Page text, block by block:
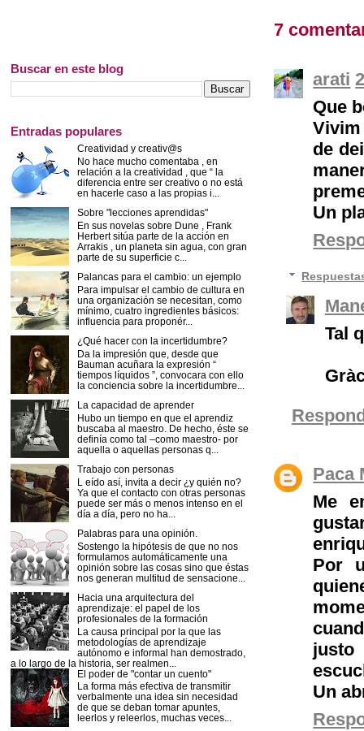
7
arati
Que
de
Un
Tal
Paca
Me
Por
justo
Un
Buscar en este blog
Entradas populares
Creatividad y creativ@s
No hace mucho comentaba , en
relación a la creatividad , que “ la
diferencia entre ser creativo o no está
en hacerle caso a las propias i...
Sobre "lecciones aprendidas"
En sus novelas sobre Dune , Frank
Herbert sitúa parte de la acción en
Arrakis , un planeta sin agua, con gran
parte de su superficie c...
Palancas para el cambio: un ejemplo
Para impulsar el cambio de cultura en
una organización se necesitan, como
mínimo, cuatro ingredientes básicos:
influencia para proponér...
¿Qué hacer con la incertidumbre?
Da la impresión que, desde que
Bauman acuñara la expresión “
tiempos líquidos ”, convocara con ello
la conciencia sobre la incertidumbre...
La capacidad de aprender
Hubo un tiempo en que el aprendiz
buscaba al maestro. De hecho, éste se
definía como tal –como maestro- por
aquella o aquellas personas q...
Trabajo con personas
L eído así, invita a decir ¿y quién no?
Ya que el contacto con otras personas
puede ser más o menos intenso en el
día a día, pero no ha...
Palabras para una opinión.
Sostengo la hipótesis de que no nos
formulamos automáticamente una
opinión sobre las cosas sino que éstas
nos generan multitud de sensacione...
Hacia una arquitectura del
aprendizaje: el papel de los
profesionales de la formación
La causa principal por la que las
metodologías de aprendizaje
autónomo e informal han demostrado,
a lo largo de la historia, ser realmen...
El poder de "contar un cuento"
La forma más efectiva de transmitir
verbalmente una idea sin necesidad
de que se deban tomar apuntes,
leerlos y releerlos, muchas veces...